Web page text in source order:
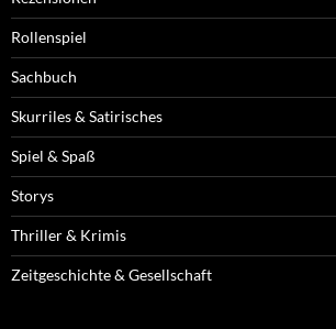
Rollenspiel
Sachbuch
Skurriles & Satirisches
Spiel & Spaß
Storys
Thriller & Krimis
Zeitgeschichte & Gesellschaft